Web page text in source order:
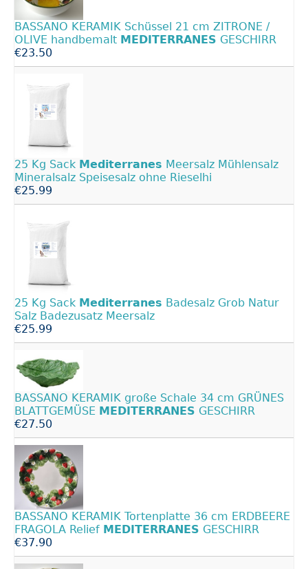
BASSANO KERAMIK Schüssel 21 cm ZITRONE /
OLIVE handbemalt MEDITERRANES GESCHIRR
€23.50
25 Kg Sack Mediterranes Meersalz Mühlensalz
Mineralsalz Speisesalz ohne Rieselhi
€25.99
25 Kg Sack Mediterranes Badesalz Grob Natur
Salz Badezusatz Meersalz
€25.99
BASSANO KERAMIK große Schale 34 cm GRÜNES
BLATTGEMÜSE MEDITERRANES GESCHIRR
€27.50
BASSANO KERAMIK Tortenplatte 36 cm ERDBEERE
FRAGOLA Relief MEDITERRANES GESCHIRR
€37.90